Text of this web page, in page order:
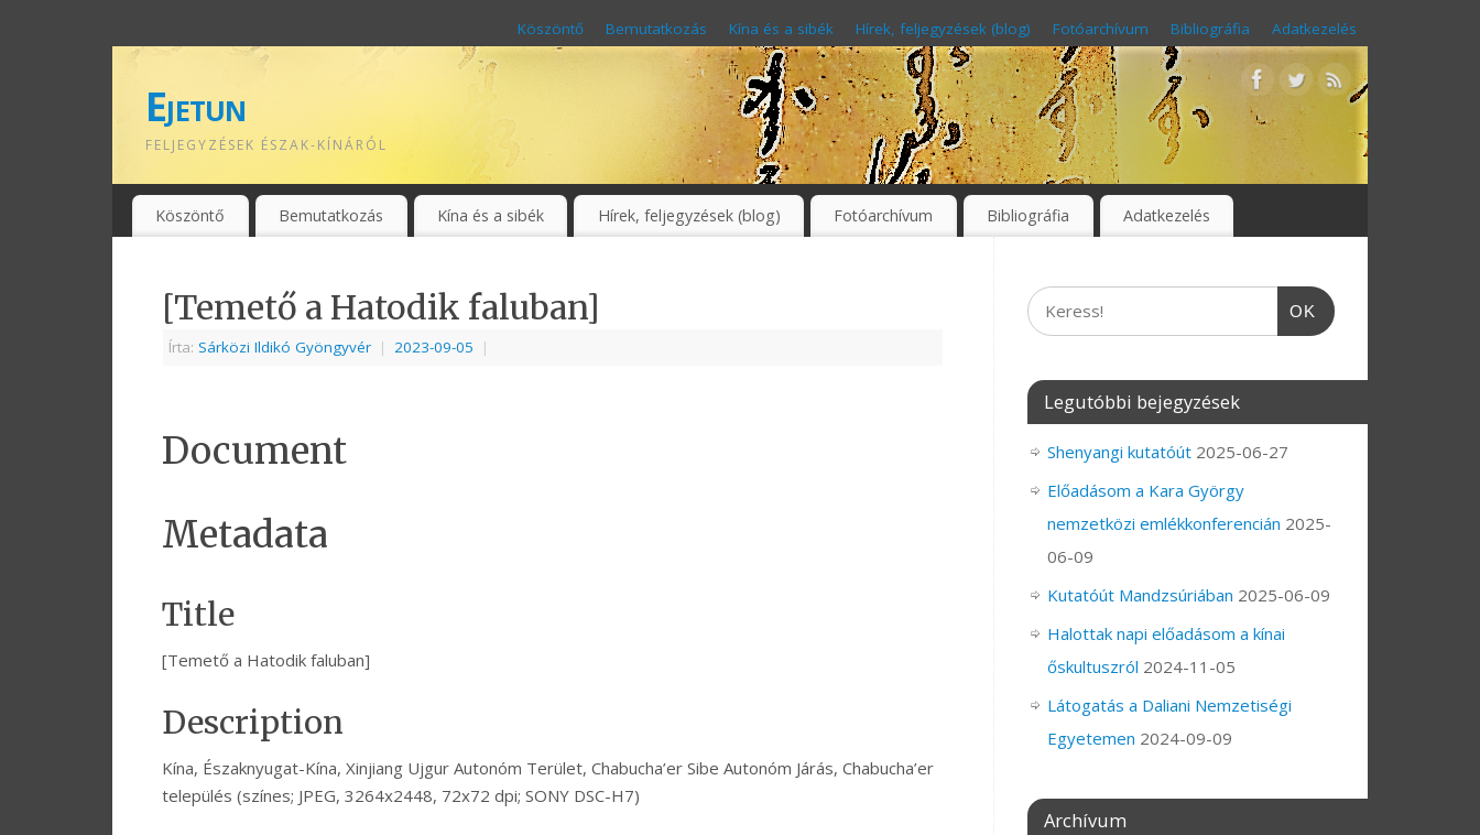
Köszöntő Bemutatkozás Kína és a sibék Hírek, feljegyzések (blog) Fotóarchívum Bibliográfia Adatkezelés
Ejetun
FELJEGYZÉSEK ÉSZAK-KÍNÁRÓL
Köszöntő Bemutatkozás Kína és a sibék Hírek, feljegyzések (blog) Fotóarchívum Bibliográfia Adatkezelés
[Temető a Hatodik faluban]
Írta: Sárközi Ildikó Gyöngyvér | 2023-09-05 |
Document
Metadata
Title
[Temető a Hatodik faluban]
Description
Kína, Északnyugat-Kína, Xinjiang Ujgur Autonóm Terület, Chabucha’er Sibe Autonóm Járás, Chabucha’er
település (színes; JPEG, 3264x2448, 72x72 dpi; SONY DSC-H7)
OK
Legutóbbi bejegyzések
Shenyangi kutatóút 2025-06-27
Előadásom a Kara György
nemzetközi emlékkonferencián 2025-
06-09
Kutatóút Mandzsúriában 2025-06-09
Halottak napi előadásom a kínai
őskultuszról 2024-11-05
Látogatás a Daliani Nemzetiségi
Egyetemen 2024-09-09
Archívum